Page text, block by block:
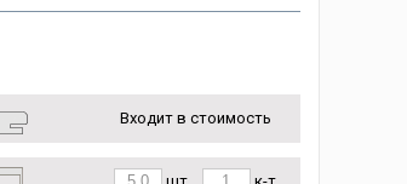
Входит в стоимость